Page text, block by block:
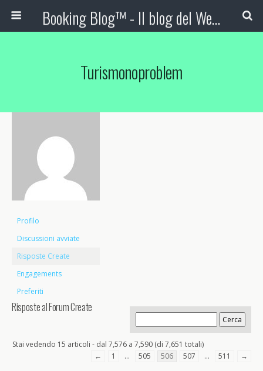
Booking Blog™ - Il blog del Web Marketing Turistico
Turismonoproblem
Profilo
Discussioni avviate
Risposte Create
Engagements
Preferiti
Risposte al Forum Create
Stai vedendo 15 articoli - dal 7,576 a 7,590 (di 7,651 totali)
←
1 … 505 506 507 … 511 →